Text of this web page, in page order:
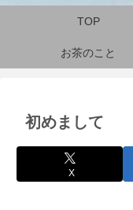
TOP
お茶のこと
初めまして
X